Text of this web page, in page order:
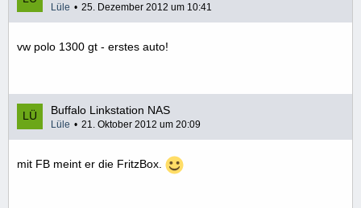
Lüle 25. Dezember 2012 um 10:41
vw polo 1300 gt - erstes auto!
Buffalo Linkstation NAS
Lüle 21. Oktober 2012 um 20:09
mit FB meint er die FritzBox.